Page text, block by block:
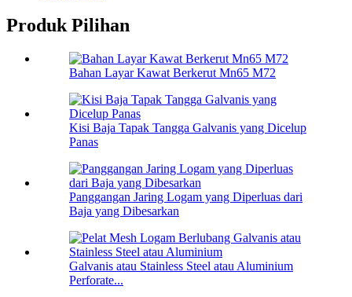
Produk Pilihan
Bahan Layar Kawat Berkerut Mn65 M72
Kisi Baja Tapak Tangga Galvanis yang Dicelup
Panas
Panggangan Jaring Logam yang Diperluas dari
Baja yang Dibesarkan
Galvanis atau Stainless Steel atau Aluminium
Perforate...